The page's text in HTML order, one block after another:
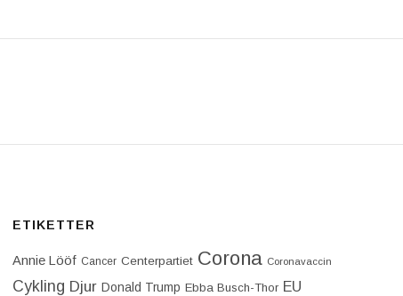
ETIKETTER
Annie Lööf Cancer Centerpartiet‎ Corona Coronavaccin
Cykling Djur Donald Trump Ebba Busch-Thor EU